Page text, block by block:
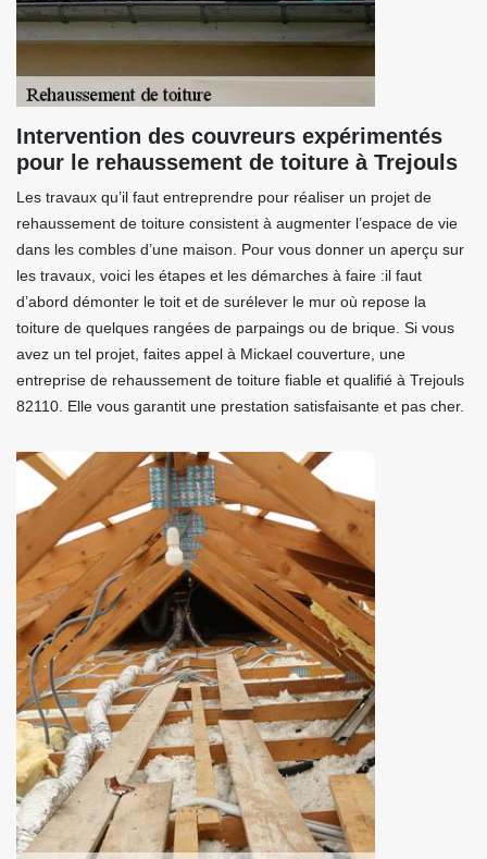
Intervention des couvreurs expérimentés
pour le rehaussement de toiture à Trejouls
Les travaux qu’il faut entreprendre pour réaliser un projet de
rehaussement de toiture consistent à augmenter l’espace de vie
dans les combles d’une maison. Pour vous donner un aperçu sur
les travaux, voici les étapes et les démarches à faire :il faut
d’abord démonter le toit et de surélever le mur où repose la
toiture de quelques rangées de parpaings ou de brique. Si vous
avez un tel projet, faites appel à Mickael couverture, une
entreprise de rehaussement de toiture fiable et qualifié à Trejouls
82110. Elle vous garantit une prestation satisfaisante et pas cher.